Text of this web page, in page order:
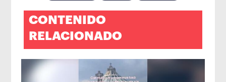
CONTENIDO
RELACIONADO